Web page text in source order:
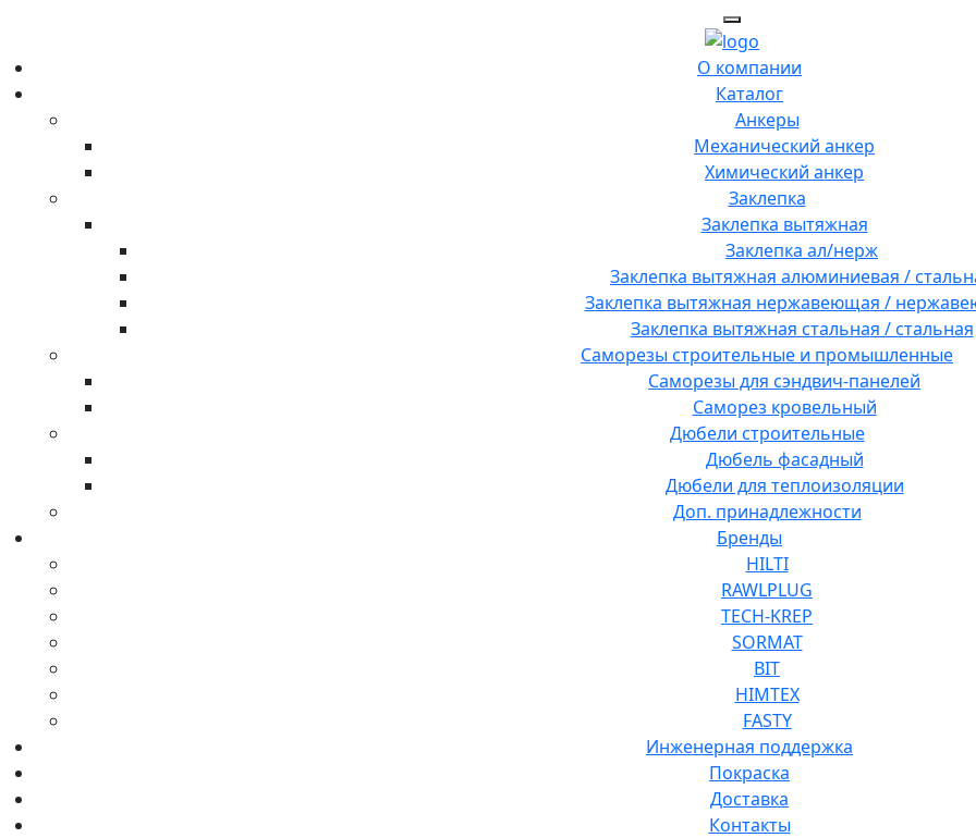
О компании
Каталог
Анкеры
Механический анкер
Химический анкер
Заклепка
Заклепка вытяжная
Заклепка ал/нерж
Заклепка вытяжная алюминиевая /
Заклепка вытяжная нержавеющая /
Заклепка вытяжная стальная / стальная
Саморезы строительные и промышленные
Саморезы для сэндвич-панелей
Саморез кровельный
Дюбели строительные
Дюбель фасадный
Дюбели для теплоизоляции
Доп. принадлежности
Бренды
HILTI
RAWLPLUG
TECH-KREP
SORMAT
BIT
HIMTEX
FASTY
Инженерная поддержка
Покраска
Доставка
Контакты